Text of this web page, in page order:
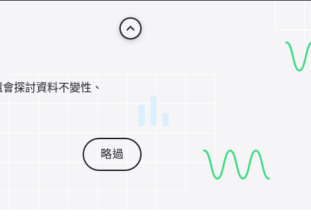
keyboard_arrow_up
探討資料不變性、
略過